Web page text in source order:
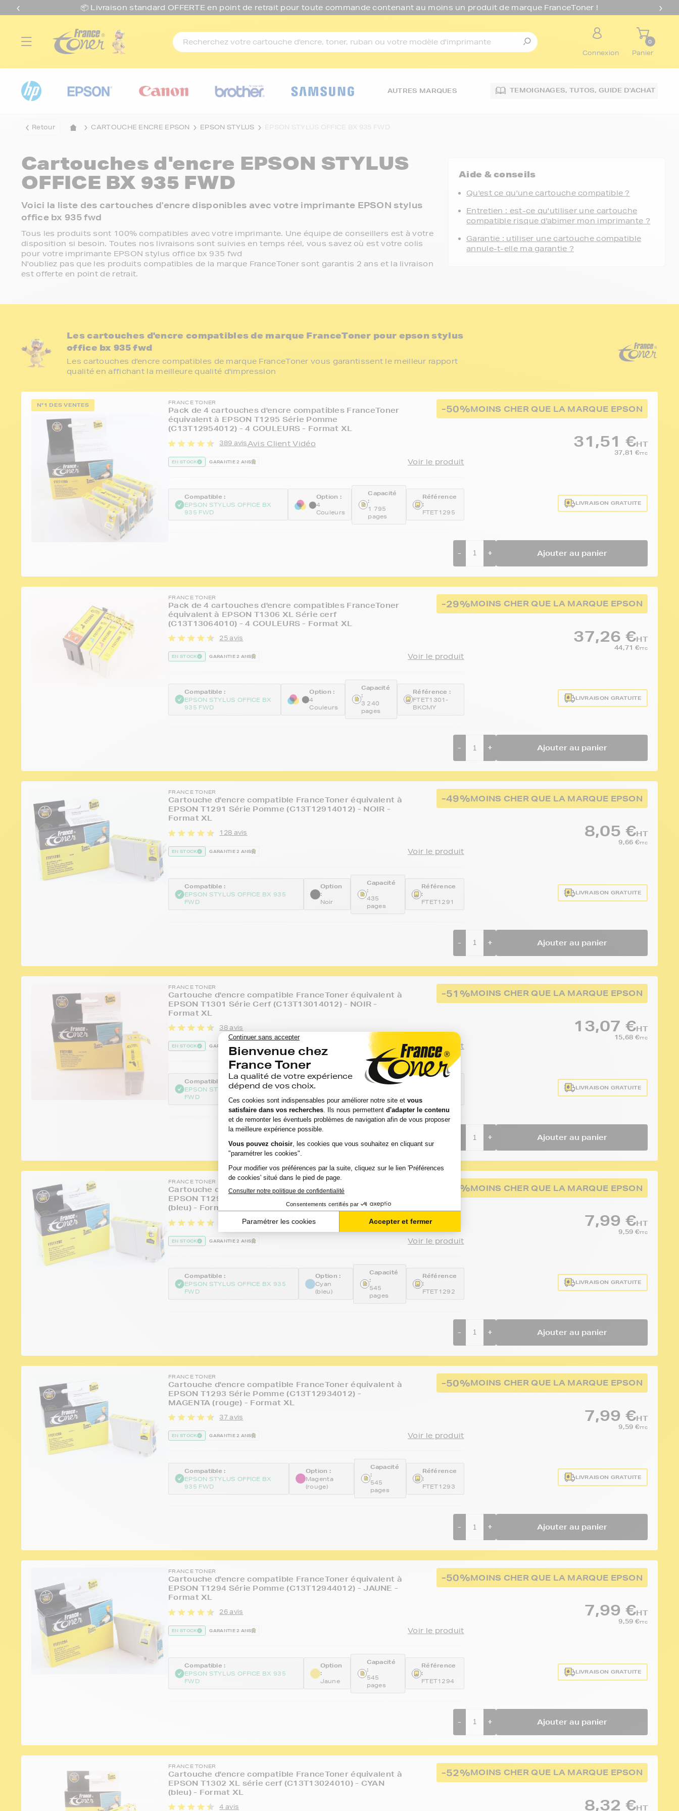
📦 Livraison standard OFFERTE en point de retrait pour toute commande contenant au moins un produit de marque FranceToner !
Connexion
0
Panier
AUTRES MARQUES TEMOIGNAGES, TUTOS,GUIDE D'ACHAT
Retour CARTOUCHE ENCRE EPSON EPSON STYLUS EPSON STYLUS OFFICE BX 935 FWD
Cartouches d'encre EPSON STYLUS
OFFICE BX 935 FWD
Voici la liste des cartouches d'encre disponibles avec votre imprimante EPSON stylus
office bx 935 fwd
Tous les produits sont 100% compatibles avec votre imprimante. Une équipe de conseillers est à votre
disposition si besoin. Toutes nos livraisons sont suivies en temps réel, vous savez où est votre colis
pour votre imprimante EPSON stylus office bx 935 fwd
N'oubliez pas que les produits compatibles de la marque FranceToner sont garantis 2 ans et la livraison
est offerte en point de retrait.
Aide & conseils
Qu'est ce qu'une cartouche compatible ?
Entretien : est-ce qu'utiliser une cartouche
compatible risque d'abimer mon imprimante ?
Garantie : utiliser une cartouche compatible
annule-t-elle ma garantie ?
Les cartouches d'encre compatibles de marque FranceToner pour epson stylus
office bx 935 fwd
Les cartouches d'encre compatibles de marque FranceToner vous garantissent le meilleur rapport
qualité en affichant la meilleure qualité d'impression
N°1 DES VENTES -50%MOINS CHER QUE LA MARQUE EPSON
FRANCE TONER
Pack de 4 cartouches d'encre compatibles FranceToner
équivalent à EPSON T1295 Série Pomme
(C13T12954012) - 4 COULEURS - Format XL
389 avisAvis Client Vidéo
EN STOCK GARANTIE 2 ANS Voir le produit
Compatible :
EPSON STYLUS OFFICE BX
935 FWD
Option :
4
Couleurs
Capacité
:
1 795
pages
Référence
:
FTET1295
31,51 €HT
37,81 €TTC
LIVRAISON GRATUITE
- + Ajouter au panier
-29%MOINS CHER QUE LA MARQUE EPSON
FRANCE TONER
Pack de 4 cartouches d'encre compatibles FranceToner
équivalent à EPSON T1306 XL Série cerf
(C13T13064010) - 4 COULEURS - Format XL
25 avis
EN STOCK GARANTIE 2 ANS Voir le produit
Compatible :
EPSON STYLUS OFFICE BX
935 FWD
Option :
4
Couleurs
Capacité
:
3 240
pages
Référence :
FTET1301-
BKCMY
37,26 €HT
44,71 €TTC
LIVRAISON GRATUITE
- + Ajouter au panier
-49%MOINS CHER QUE LA MARQUE EPSON
FRANCE TONER
Cartouche d'encre compatible FranceToner équivalent à
EPSON T1291 Série Pomme (C13T12914012) - NOIR -
Format XL
128 avis
EN STOCK GARANTIE 2 ANS Voir le produit
Compatible :
EPSON STYLUS OFFICE BX 935
FWD
Option
:
Noir
Capacité
:
435
pages
Référence
:
FTET1291
8,05 €HT
9,66 €TTC
LIVRAISON GRATUITE
- + Ajouter au panier
-51%MOINS CHER QUE LA MARQUE EPSON
FRANCE TONER
Cartouche d'encre compatible FranceToner équivalent à
EPSON T1301 Série Cerf (C13T13014012) - NOIR -
Format XL
38 avis
EN STOCK GARANTIE 2 ANS Voir le produit
Compatible :
EPSON STYLUS OFFICE BX 935
FWD
Option
Capacité
pages
13,07 €HT
15,68 €TTC
LIVRAISON GRATUITE
+ Ajouter au panier
-50%MOINS CHER QUE LA MARQUE EPSON
FRANCE TONER
Cartouche d'encre compatible FranceToner équivalent à
EPSON T1292 Série Pomme (C13T12924012) - CYAN
(bleu) - Format XL
39 avis
EN STOCK GARANTIE 2 ANS Voir le produit
Compatible :
EPSON STYLUS OFFICE BX 935
FWD
Option :
Cyan
(bleu)
Capacité
:
545
pages
Référence
:
FTET1292
7,99 €HT
9,59 €TTC
LIVRAISON GRATUITE
- + Ajouter au panier
-50%MOINS CHER QUE LA MARQUE EPSON
FRANCE TONER
Cartouche d'encre compatible FranceToner équivalent à
EPSON T1293 Série Pomme (C13T12934012) -
MAGENTA (rouge) - Format XL
37 avis
EN STOCK GARANTIE 2 ANS Voir le produit
Compatible :
EPSON STYLUS OFFICE BX
935 FWD
Option :
Magenta
(rouge)
Capacité
:
545
pages
Référence
:
FTET1293
7,99 €HT
9,59 €TTC
LIVRAISON GRATUITE
- + Ajouter au panier
-50%MOINS CHER QUE LA MARQUE EPSON
FRANCE TONER
Cartouche d'encre compatible FranceToner équivalent à
EPSON T1294 Série Pomme (C13T12944012) - JAUNE -
Format XL
26 avis
EN STOCK GARANTIE 2 ANS Voir le produit
Compatible :
EPSON STYLUS OFFICE BX 935
FWD
Option
:
Jaune
Capacité
:
545
pages
Référence
:
FTET1294
7,99 €HT
9,59 €TTC
LIVRAISON GRATUITE
- + Ajouter au panier
-52%MOINS CHER QUE LA MARQUE EPSON
FRANCE TONER
Cartouche d'encre compatible FranceToner équivalent à
EPSON T1302 XL série cerf (C13T13024010) - CYAN
(bleu) - Format XL
4 avis 8,32 €HT